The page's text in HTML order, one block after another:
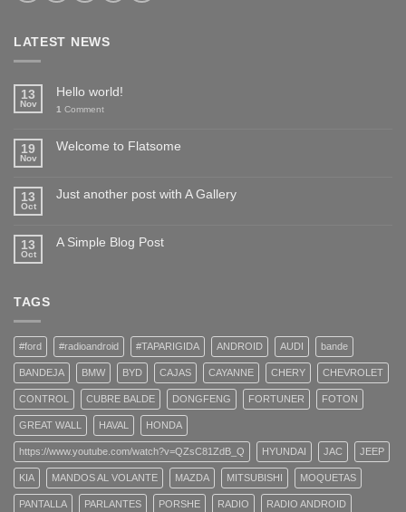
LATEST NEWS
13
Nov
Hello world!
1 Comment
19
Nov
Welcome to Flatsome
13
Oct
Just another post with A Gallery
13
Oct
A Simple Blog Post
TAGS
#ford #radioandroid #TAPARIGIDA ANDROID AUDI bande
BANDEJA BMW BYD CAJAS CAYANNE CHERY CHEVROLET
CONTROL CUBRE BALDE DONGFENG FORTUNER FOTON
GREAT WALL HAVAL HONDA
https://www.youtube.com/watch?v=QZsC81ZdB_Q HYUNDAI JAC JEEP
KIA MANDOS AL VOLANTE MAZDA MITSUBISHI MOQUETAS
PANTALLA PARLANTES PORSHE RADIO RADIO ANDROID